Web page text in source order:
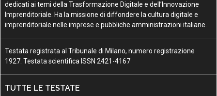
dedicati ai temi della Trasformazione Digitale e dell’Innovazione
Imprenditoriale. Ha la missione di diffondere la cultura digitale e
imprenditoriale nelle imprese e pubbliche amministrazioni italiane.
Testata registrata al Tribunale di Milano, numero registrazione
1927. Testata scientifica ISSN 2421-4167
TUTTE LE TESTATE